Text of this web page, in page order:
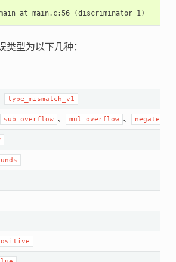
类型为以下几种：
type_mismatch_v1
sub_overflow 、 mul_overflow 、